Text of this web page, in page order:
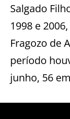
Salgado
1998 e
Fragozo de
período
junho, 56